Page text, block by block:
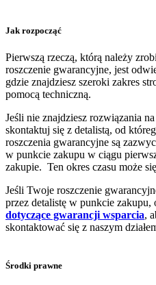
Jak rozpocząć
Pierwszą rzeczą, którą należy
roszczenie gwarancyjne, jest
gdzie znajdziesz szeroki zakres
pomocą techniczną.
Jeśli nie znajdziesz rozwiązania
skontaktuj się z detalistą, od
roszczenia gwarancyjne są
w punkcie zakupu w ciągu
zakupie. Ten okres czasu może
Jeśli Twoje roszczenie
przez detalistę w punkcie zakupu,
dotyczące gwarancji wsparcia,
skontaktować się z naszym
Środki prawne